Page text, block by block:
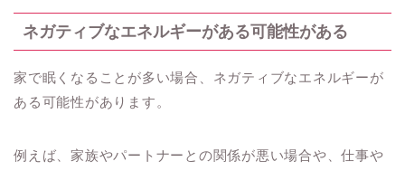
ネガティブなエネルギーがある可能性がある
家で眠くなることが多い場合、ネガティブなエネルギーが
ある可能性があります。
例えば、家族やパートナーとの関係が悪い場合や、仕事や